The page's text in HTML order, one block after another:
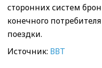
сторонних систем
конечного
поездки.
Источник: ВВТ